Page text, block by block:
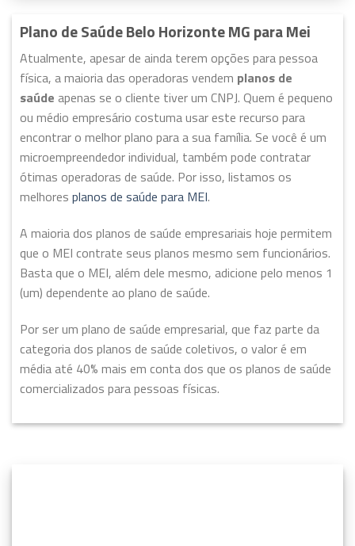
Plano de Saúde Belo Horizonte MG para Mei
Atualmente, apesar de ainda terem opções para pessoa
física, a maioria das operadoras vendem planos de
saúde apenas se o cliente tiver um CNPJ. Quem é pequeno
ou médio empresário costuma usar este recurso para
encontrar o melhor plano para a sua família. Se você é um
microempreendedor individual, também pode contratar
ótimas operadoras de saúde. Por isso, listamos os
melhores planos de saúde para MEI.
A maioria dos planos de saúde empresariais hoje permitem
que o MEI contrate seus planos mesmo sem funcionários.
Basta que o MEI, além dele mesmo, adicione pelo menos 1
(um) dependente ao plano de saúde.
Por ser um plano de saúde empresarial, que faz parte da
categoria dos planos de saúde coletivos, o valor é em
média até 40% mais em conta dos que os planos de saúde
comercializados para pessoas físicas.